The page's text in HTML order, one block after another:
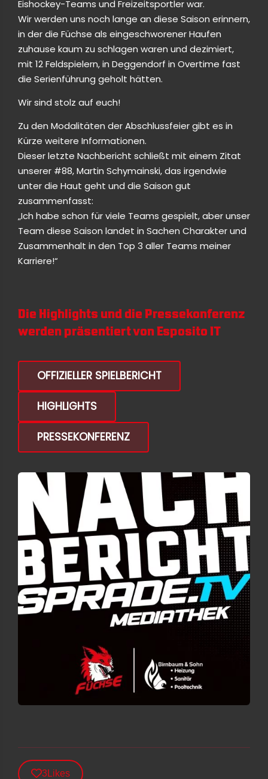
Eishockey-Teams und Freizeitsportler war.
Wir werden uns noch lange an diese Saison erinnern,
in der die Füchse als eingeschworener Haufen
zuhause kaum zu schlagen waren und dezimiert,
mit 12 Feldspielern, in Deggendorf in Overtime fast
die Serienführung geholt hätten.
Wir sind stolz auf euch!
Zu den Modalitäten der Abschlussfeier gibt es in
Kürze weitere Informationen.
Dieser letzte Nachbericht schließt mit einem Zitat
unserer #88, Martin Schymainski, das irgendwie
unter die Haut geht und die Saison gut
zusammenfasst:
„Ich habe schon für viele Teams gespielt, aber unser
Team diese Saison landet in Sachen Charakter und
Zusammenhalt in den Top 3 aller Teams meiner
Karriere!“
Die Highlights und die Pressekonferenz
werden präsentiert vonEsposito IT
OFFIZIELLER SPIELBERICHT
HIGHLIGHTS
PRESSEKONFERENZ
3Likes